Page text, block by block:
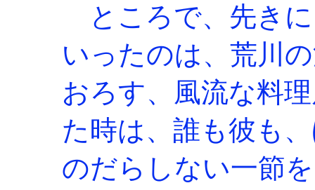
ところで、先き
いったのは、荒川
おろす、風流な料
た時は、誰も彼も
のだらしない一節